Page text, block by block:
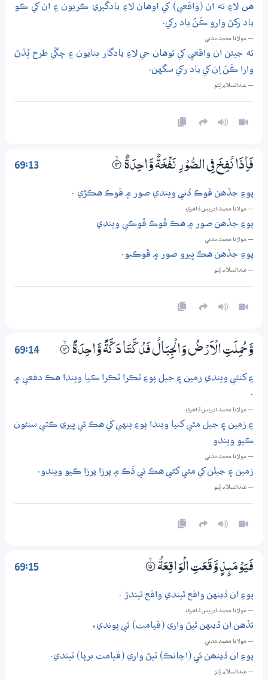
هن لاءِ ته ان (واقعي) کي اوهان لاءِ يادگيري ڪريون ۽ ان کي ڪو
ياد رکڻ وارو ڪَنُ ياد رکي.
— مولانا محمد مدني
ته جيئن ان واقعي کي توهان جي لاءِ يادگار بنايون ۽ چڱي طرح ٻُڌڻ
وارا ڪَنَ اِن کي ياد رکي سگهن.
— عبدالسلام ڀُٽو
69:13 فَاِذَا نُفِخَ فِي الصُّوْرِ نَفْخَةٌ وَّاحِدَةٌ ۝ۙ13
پوءِ جڏهن ڦوڪ ڏني ويندي صور ۾ ڦوڪ هڪڙي .
— مولانا محمد ادريس ڏاھري
پوءِ جڏهن صور ۾ هڪ ڦوڪ ڦوڪي ويندي
— مولانا محمد مدني
پوءِ جڏهن هڪ ڀيرو صور ۾ ڦوڪبو.
— عبدالسلام ڀُٽو
69:14 وَّحُمِلَتِ الْاَرْضُ وَالْجِبَالُ فَدُكَّتَا دَكَّةً وَّاحِدَةً ۝ۙ14
۽ کنئي ويندي زمين ۽ جبل پوءِ ٽڪرا ٽڪرا ڪيا ويندا هڪ دفعي ۾
.
— مولانا محمد ادريس ڏاھري
۽ زمين ۽ جبل مٿي کنيا ويندا پوءِ ٻنهي کي هڪ ئي ڀيري ڪٽي سنئون
ڪيو ويندو
— مولانا محمد مدني
زمين ۽ جبلن کي مٿي کڻي هڪ ئي ڌَڪ ۾ پرزا پرزا ڪيو ويندو.
— عبدالسلام ڀُٽو
69:15 فَيَوْمَىِٕذٍ وَّقَعَتِ الْوَاقِعَةُ ؀ۙ15
پوءِ ان ڏينهن واقع ٿيندي واقع ٿيندڙ .
— مولانا محمد ادريس ڏاھري
تڏهن ان ڏينهن ٿيڻ واري (قيامت) ٿي پوندي،
— مولانا محمد مدني
پوءِ ان ڏينھن ئي (اچانڪ) ٿيڻ واري (قيامت برپا) ٿيندي.
— عبدالسلام ڀُٽو